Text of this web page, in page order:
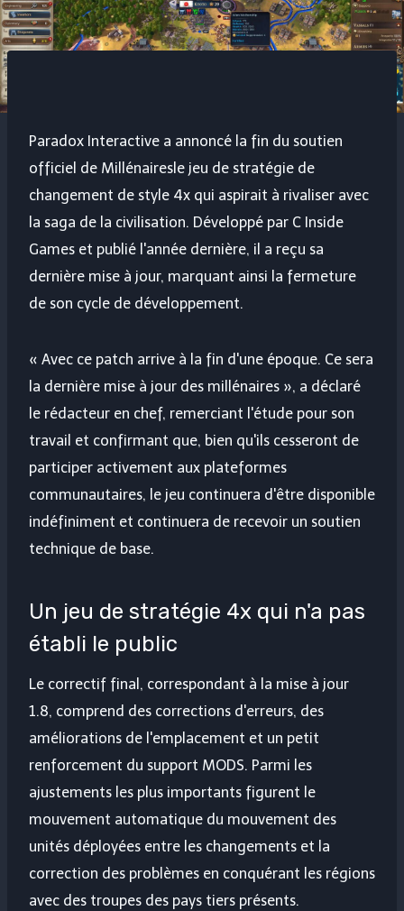
Paradox Interactive a annoncé la fin du soutien
officiel de Millénaires le jeu de stratégie de
changement de style 4x qui aspirait à rivaliser avec
la saga de la civilisation. Développé par C Inside
Games et publié l'année dernière, il a reçu sa
dernière mise à jour, marquant ainsi la fermeture
de son cycle de développement.
« Avec ce patch arrive à la fin d'une époque. Ce sera
la dernière mise à jour des millénaires », a déclaré
le rédacteur en chef, remerciant l'étude pour son
travail et confirmant que, bien qu'ils cesseront de
participer activement aux plateformes
communautaires, le jeu continuera d'être disponible
indéfiniment et continuera de recevoir un soutien
technique de base.
Un jeu de stratégie 4x qui n'a pas
établi le public
Le correctif final, correspondant à la mise à jour
1.8, comprend des corrections d'erreurs, des
améliorations de l'emplacement et un petit
renforcement du support MODS. Parmi les
ajustements les plus importants figurent le
mouvement automatique du mouvement des
unités déployées entre les changements et la
correction des problèmes en conquérant les régions
avec des troupes des pays tiers présents.